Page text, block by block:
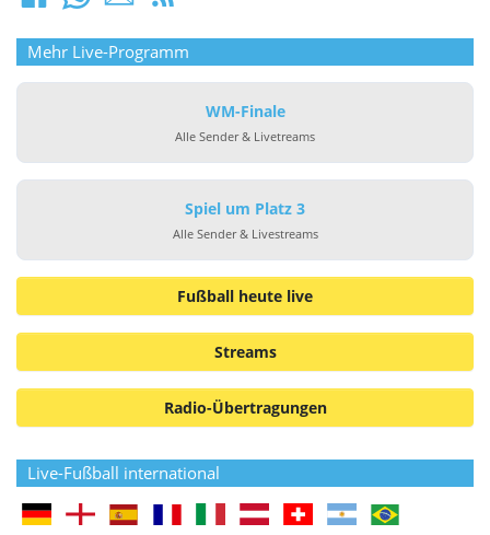
Mehr Live-Programm
WM-Finale
Alle Sender & Livetreams
Spiel um Platz 3
Alle Sender & Livestreams
Fußball heute live
Streams
Radio-Übertragungen
Live-Fußball international